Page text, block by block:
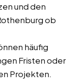
und den
ob
häufig
Fristen oder
Projekten.